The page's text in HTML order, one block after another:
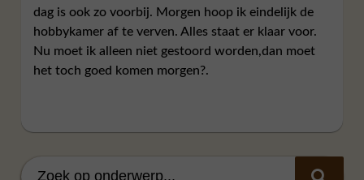
dag is ook zo voorbij. Morgen hoop ik eindelijk de
hobbykamer af te verven. Alles staat er klaar voor.
Nu moet ik alleen niet gestoord worden,dan moet
het toch goed komen morgen?.